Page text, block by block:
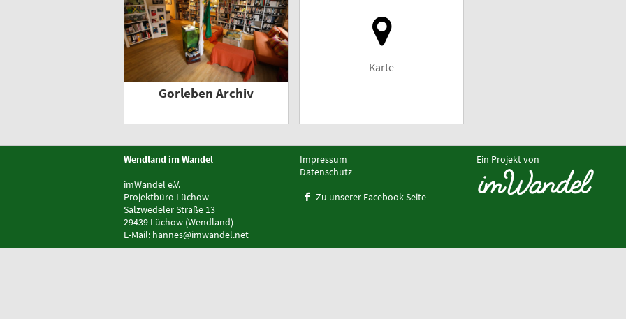
Gorleben Archiv
Karte
Wendland im Wandel
imWandel e.V.
Projektbüro Lüchow
Salzwedeler Straße 13
29439 Lüchow (Wendland)
E-Mail: hannes@imwandel.net
Impressum
Datenschutz
Zu unserer Facebook-Seite
Ein Projekt von